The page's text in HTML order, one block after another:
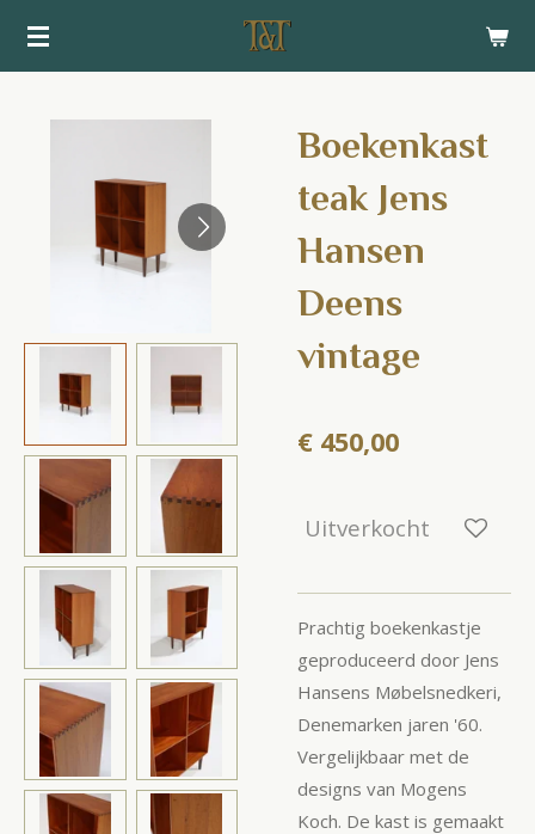
Ga
Boekenkast
teak Jens
Hansen
Deens
vintage
€ 450,00
Uitverkocht
Prachtig boekenkastje
geproduceerd door Jens
Hansens Møbelsnedkeri,
Denemarken jaren '60.
Vergelijkbaar met de
designs van Mogens
Koch. De kast is gemaakt